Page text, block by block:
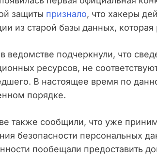
защиты признало, что хакеры
из старой базы данных, которая
ведомстве подчеркнули, что
ресурсов, не
В настоящее время по
порядке.
также сообщили, что уже
безопасности персональных
пообещали предоставить